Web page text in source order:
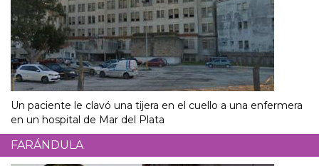
Un paciente le clavó una tijera en el cuello a una enfermera
en un hospital de Mar del Plata
FARÁNDULA